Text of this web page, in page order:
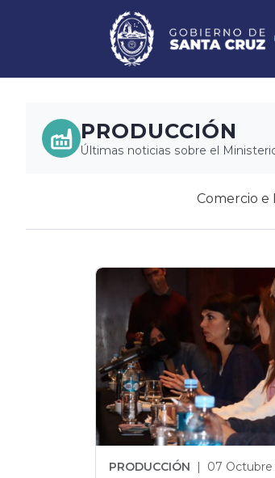
PRODUCCIÓN
Últimas noticias sobre el
Comercio e
PRODUCCIÓN | 07 Octubre